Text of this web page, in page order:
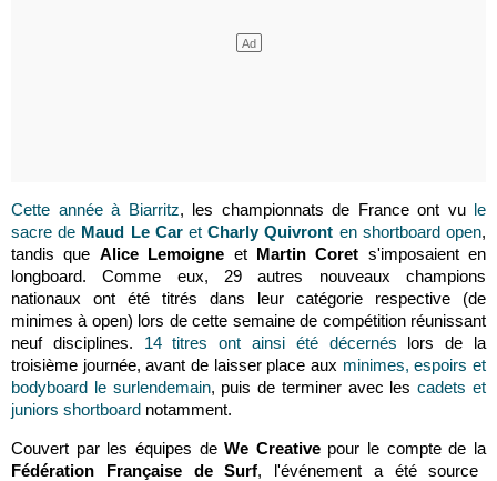
Cette année à Biarritz, les championnats de France ont vule
sacre de Maud Le CaretCharly Quivront en shortboard open,
tandis que Alice Lemoigne et Martin Coret s'imposaient en
longboard. Comme eux, 29 autres nouveaux champions
nationaux ont été titrés dans leur catégorie respective (de
minimes à open) lors de cette semaine de compétition réunissant
neuf disciplines. 14 titres ont ainsi été décernés lors de la
troisième journée, avant de laisser place aux minimes, espoirs et
bodyboard le surlendemain, puis de terminer avec lescadets et
juniors shortboard notamment.
Couvert par les équipes deWe Creativepour le compte de la
Fédération Française de Surf, l'événement a été source